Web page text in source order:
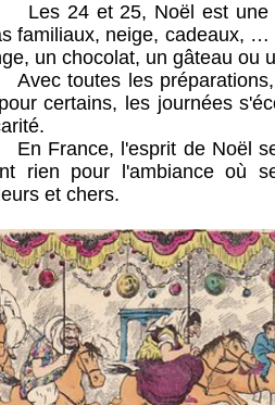
24 et 25, Noël est une
familiaux, neige, cadeaux, …
un chocolat, un gâteau ou
toutes les préparations,
certains, les journées
France, l'esprit de Noël se
rien pour l'ambiance où
et chers.